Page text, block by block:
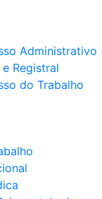
Administrativo
Registral
do Trabalho